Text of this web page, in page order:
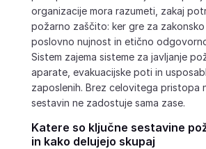
organizacije mora razumeti, zakaj
požarno zaščito: ker gre za
poslovno nujnost in etično
Sistem zajema sisteme za javljanje
aparate, evakuacijske poti in
zaposlenih. Brez celovitega pristopa
sestavin ne zadostuje sama zase.
Katere so ključne sestavine
in kako delujejo skupaj